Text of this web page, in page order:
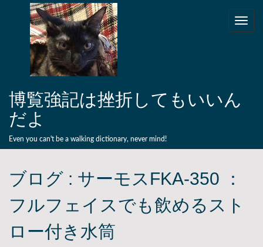
Skip to content
Toggle
博覧強記は挫折してもいいん
だよ
Even you can't be a walking dictionary, never mind!
ブログ : サーモスFKA-350 ：
フルフェイスでも飲めるスト
ロー付き水筒